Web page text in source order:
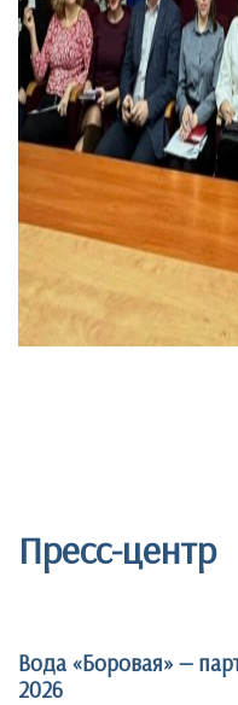
Пресс-центр
Вода «Боровая» —
2026